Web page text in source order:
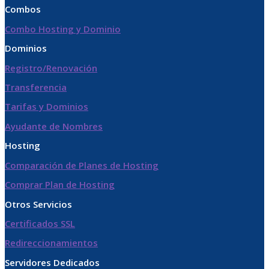
Combos
Combo Hosting y Dominio
Dominios
Registro/Renovación
Transferencia
Tarifas y Dominios
Ayudante de Nombres
Hosting
Comparación de Planes de Hosting
Comprar Plan de Hosting
Otros Servicios
Certificados SSL
Redireccionamientos
Servidores Dedicados